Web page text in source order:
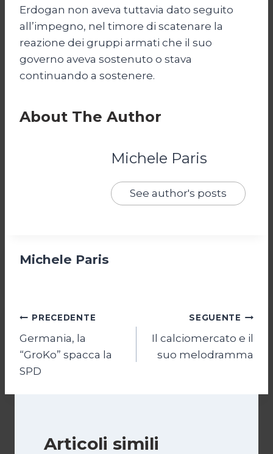
Erdogan non aveva tuttavia dato seguito
all’impegno, nel timore di scatenare la
reazione dei gruppi armati che il suo
governo aveva sostenuto o stava
continuando a sostenere.
About The Author
Michele Paris
See author's posts
Michele Paris
Navigazione
articoli
PRECEDENTE
Germania, la
“GroKo” spacca la
SPD
SEGUENTE
Il calciomercato e il
suo melodramma
Articoli simili